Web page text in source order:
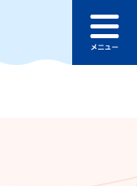
ュ